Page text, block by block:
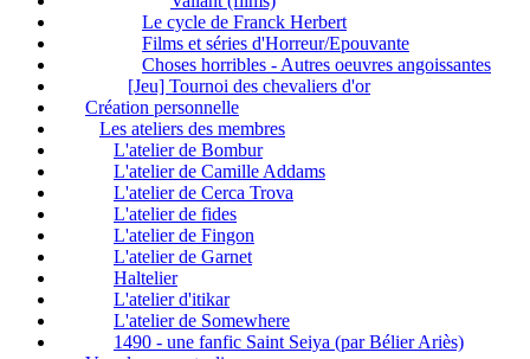
Le cycle de Franck Herbert
Films et séries d'Horreur/Epouvante
Choses horribles - Autres oeuvres angoissantes
[Jeu] Tournoi des chevaliers d'or
Création personnelle
Les ateliers des membres
L'atelier de Bombur
L'atelier de Camille Addams
L'atelier de Cerca Trova
L'atelier de fides
L'atelier de Fingon
L'atelier de Garnet
Haltelier
L'atelier d'itikar
L'atelier de Somewhere
1490 - une fanfic Saint Seiya (par Bélier Ariès)